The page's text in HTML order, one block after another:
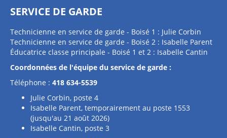
SERVICE DE GARDE
Technicienne en service de garde - Boisé 1 : Julie Corbin
Technicienne en service de garde - Boisé 2 : Isabelle Parent
Éducatrice classe principale - Boisé 1 et 2 : Isabelle Cantin
Coordonnées de l'équipe du service de garde :
Téléphone : 418 634-5539
Julie Corbin, poste 4
Isabelle Parent, temporairement au poste 1553
(jusqu'au 21 août 2026)
Isabelle Cantin, poste 3